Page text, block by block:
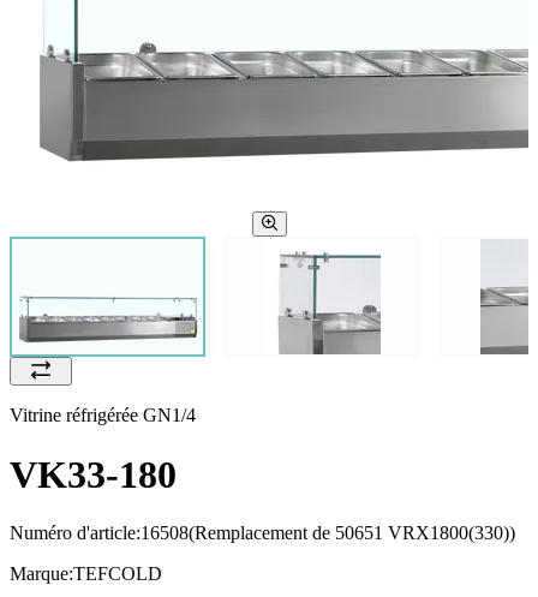
Vitrine réfrigérée GN1/4
VK33-180
Numéro d'article:16508(Remplacement de 50651 VRX1800(330))
Marque:TEFCOLD